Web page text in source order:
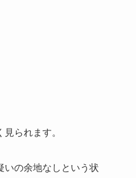
られます。
いの余地なしという状